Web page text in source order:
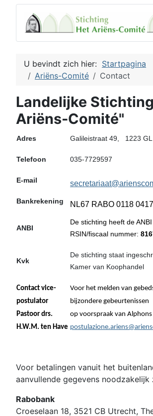
U bevindt zich hier: Startpagina
Ariëns-Comité
Contact
Landelijke
Ariëns-Comité"
Adres Galileistraat 49, 1223 GL
Telefoon 035-7729597
E-mail
Bankrekening NL67 RABO 0118
ANBI
De stichting heeft de ANBI
RSIN/fiscaal nummer:
Kvk
De stichting staat
Kamer van Koophandel
Contact vice-
postulator
Pastoor drs.
H.W.M. ten Have
Voor het melden van
bijzondere gebeurtenissen
op voorspraak van Alphons
Voor betalingen vanuit het
aanvullende gegevens noodzakelijk
Rabobank
Croeselaan 18, 3521 CB Utrecht,